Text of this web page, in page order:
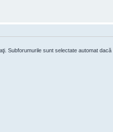
Subforumurile sunt selectate automat dacă